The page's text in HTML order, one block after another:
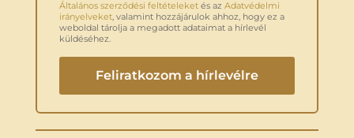
Általános szerződési feltételeketés az Adatvédelmi
irányelveket, valamint hozzájárulok ahhoz, hogy ez a
weboldal tárolja a megadott adataimat a hírlevél
küldéséhez.